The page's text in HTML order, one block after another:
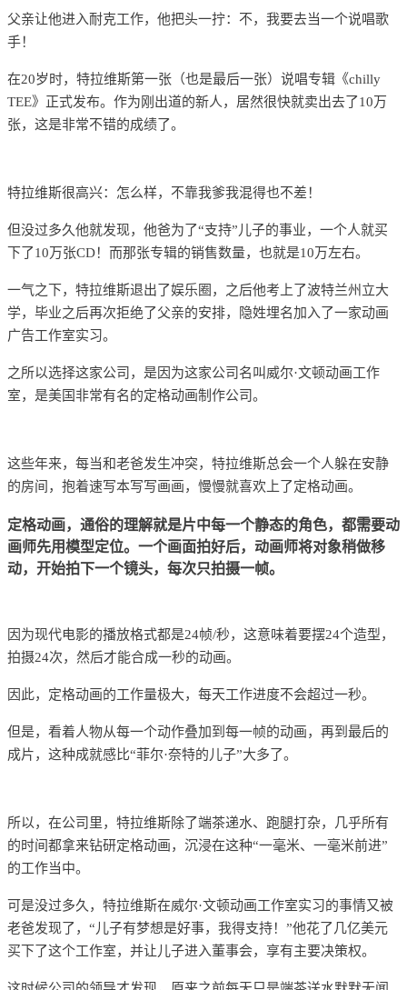
父亲让他进入耐克工作，他把头一拧： 不，我要去当一个说唱歌
手！
在20岁时，特拉维斯第一张（也是最后一张）说唱专辑《chilly
TEE》正式发布。作为刚出道的新人，居然很快就卖出去了10万
张，这是非常不错的成绩了。
特拉维斯很高兴：怎么样，不靠我爹我混得也不差！
但没过多久他就发现， 他爸为了“支持”儿子的事业，一个人就买
下了10万张CD！而那张专辑的销售数量，也就是10万左右。
一气之下，特拉维斯退出了娱乐圈，之后他考上了波特兰州立大
学，毕业之后再次拒绝了父亲的安排，隐姓埋名加入了一家动画
广告工作室实习。
之所以选择这家公司，是因为这家公司名叫威尔·文顿动画工作
室，是美国非常有名的定格动画制作公司。
这些年来，每当和老爸发生冲突，特拉维斯总会一个人躲在安静
的房间，抱着速写本写写画画，慢慢就喜欢上了定格动画。
定格动画，通俗的理解就是片中每一个静态的角色，都需要动
画师先用模型定位。一个画面拍好后，动画师将对象稍做移
动，开始拍下一个镜头，每次只拍摄一帧。
因为现代电影的播放格式都是24帧/秒，这意味着要摆24个造型，
拍摄24次，然后才能合成一秒的动画。
因此，定格动画的工作量极大，每天工作进度不会超过一秒。
但是，看着人物从每一个动作叠加到每一帧的动画，再到最后的
成片，这种成就感比“菲尔·奈特的儿子”大多了。
所以，在公司里，特拉维斯除了端茶递水、跑腿打杂，几乎所有
的时间都拿来钻研定格动画，沉浸在这种“一毫米、一毫米前进”
的工作当中。
可是没过多久，特拉维斯在威尔·文顿动画工作室实习的事情又被
老爸发现了， “儿子有梦想是好事，我得支持！”他花了几亿美元
买下了这个工作室，并让儿子进入董事会，享有主要决策权。